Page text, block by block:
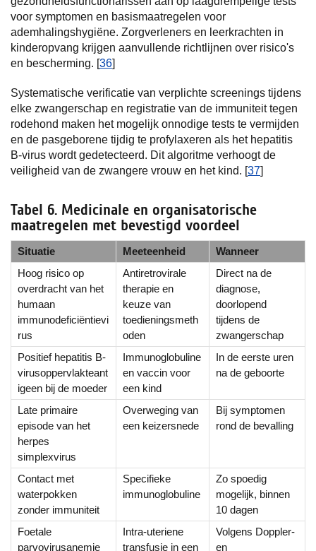
voor symptomen en basismaatregelen voor
ademhalingshygiëne. Zorgverleners en leerkrachten in
kinderopvang krijgen aanvullende richtlijnen over risico's
en bescherming. [36]
Systematische verificatie van verplichte screenings tijdens
elke zwangerschap en registratie van de immuniteit tegen
rodehond maken het mogelijk onnodige tests te vermijden
en de pasgeborene tijdig te profylaxeren als het hepatitis
B-virus wordt gedetecteerd. Dit algoritme verhoogt de
veiligheid van de zwangere vrouw en het kind. [37]
Tabel 6. Medicinale en organisatorische
maatregelen met bevestigd voordeel
Situatie Meeteenheid
Wanneer
Hoog risico op
overdracht van het
humaan
immunodeficiëntievi
rus
Antiretrovirale
therapie en
keuze van
toedieningsmeth
oden
Direct na de
diagnose,
doorlopend
tijdens de
zwangerschap
Positief hepatitis B-
virusoppervlakteant
igeen bij de moeder
Immunoglobuline
en vaccin voor
een kind
In de eerste uren
na de geboorte
Late primaire
episode van het
herpes
simplexvirus
Overweging van
een keizersnede
Bij symptomen
rond de bevalling
Contact met
waterpokken
zonder immuniteit
Specifieke
immunoglobuline
Zo spoedig
mogelijk, binnen
10 dagen
Foetale
parvovirusanemie
Intra-uteriene
transfusie in een
Volgens Doppler-
en